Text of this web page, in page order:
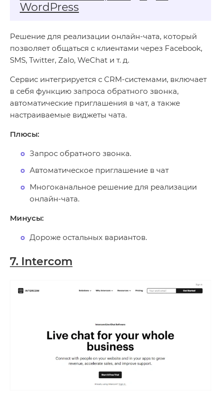
WordPress
Решение для реализации онлайн-чата, который
позволяет общаться с клиентами через Facebook,
SMS, Twitter, Zalo, WeChat и т. д.
Сервис интегрируется с CRM-системами, включает
в себя функцию запроса обратного звонка,
автоматические приглашения в чат, а также
настраиваемые виджеты чата.
Плюсы:
Запрос обратного звонка.
Автоматическое приглашение в чат
Многоканальное решение для реализации
онлайн-чата.
Минусы:
Дороже остальных вариантов.
7. Intercom